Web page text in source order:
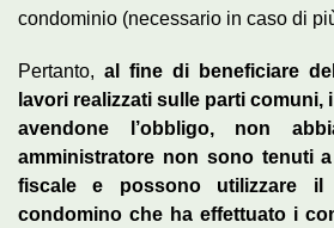
condominio (necessario in caso di
Pertanto, al fine di beneficiare
lavori realizzati sulle parti comuni,
avendone l’obbligo, non
amministratore non sono tenuti
fiscale e possono utilizzare il
condomino che ha effettuato i